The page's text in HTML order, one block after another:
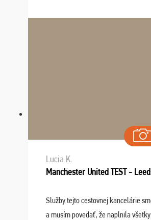
Navštívili sme aj zábavný park
Lucia K.
Manchester United TEST -
Služby tejto cestovnej kancelárie
a musím povedať, že naplnila všetky